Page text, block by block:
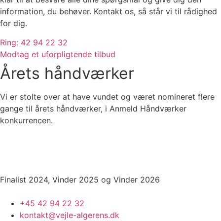
information, du behøver. Kontakt os, så står vi til rådighed
for dig.
Ring: 42 94 22 32
Modtag et uforpligtende tilbud
Årets håndværker
Vi er stolte over at have vundet og været nomineret flere
gange til årets håndværker, i Anmeld Håndværker
konkurrencen.
Finalist 2024, Vinder 2025 og Vinder 2026
+45 42 94 22 32
kontakt@vejle-algerens.dk